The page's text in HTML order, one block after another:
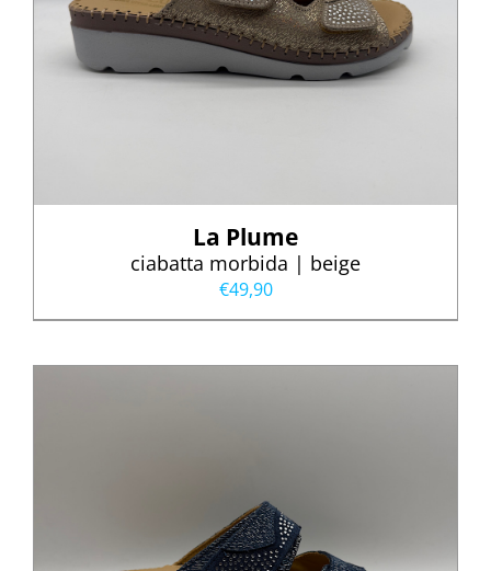
La Plume
ciabatta morbida | beige
€49,90